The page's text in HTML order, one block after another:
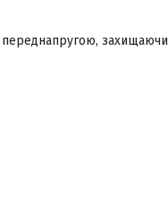
переднапругою, захищаючи